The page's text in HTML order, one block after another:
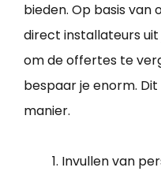
bieden. Op basis van
direct installateurs
om de offertes te
bespaar je enorm.
manier.
Invullen van